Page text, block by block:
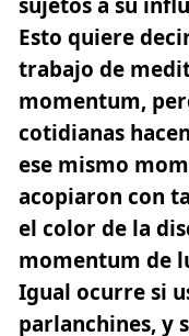
Esto quiere
trabajo de
momentum,
cotidianas
ese mismo
acopiaron con
el color de la
momentum de
Igual ocurre si
parlanchines, y